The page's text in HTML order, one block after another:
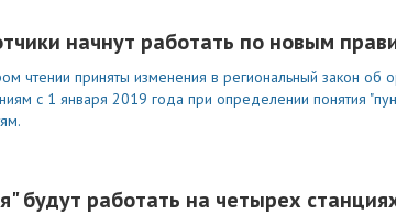
начнут работать по новым
чтении приняты изменения в региональный закон об
с 1 января 2019 года при определении понятия
будут работать на четырех